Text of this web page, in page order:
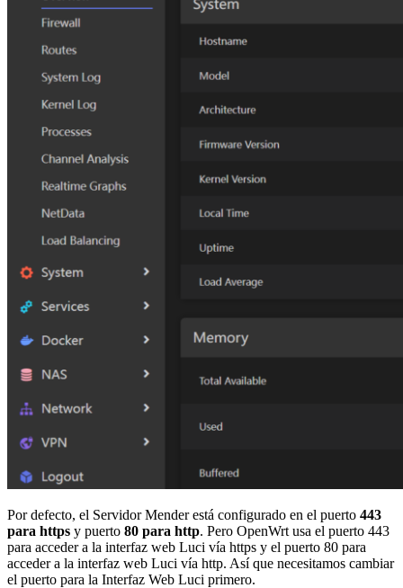
Por defecto, el Servidor Mender está configurado en el puerto 443
para https y puerto 80 para http. Pero OpenWrt usa el puerto 443
para acceder a la interfaz web Luci vía https y el puerto 80 para
acceder a la interfaz web Luci vía http. Así que necesitamos cambiar
el puerto para la Interfaz Web Luci primero.